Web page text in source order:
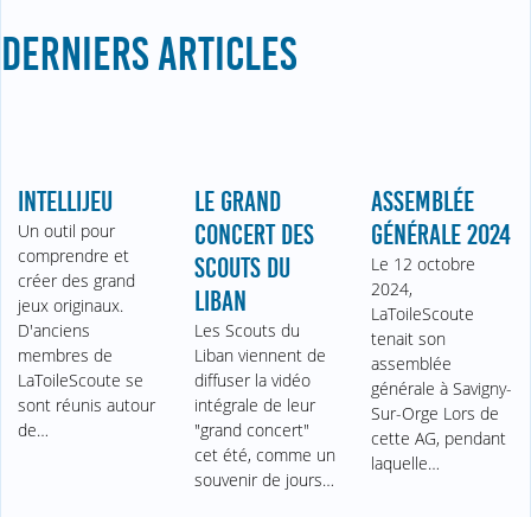
DERNIERS ARTICLES
INTELLIJEU
Un outil pour
comprendre et
créer des grand
jeux originaux.
D'anciens
membres de
LaToileScoute se
sont réunis autour
de…
LE GRAND
CONCERT DES
SCOUTS DU
LIBAN
Les Scouts du
Liban viennent de
diffuser la vidéo
intégrale de leur
"grand concert"
cet été, comme un
souvenir de jours…
ASSEMBLÉE
GÉNÉRALE 2024
Le 12 octobre
2024,
LaToileScoute
tenait son
assemblée
générale à Savigny-
Sur-Orge Lors de
cette AG, pendant
laquelle…